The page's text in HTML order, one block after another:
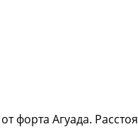
форта Агуада.